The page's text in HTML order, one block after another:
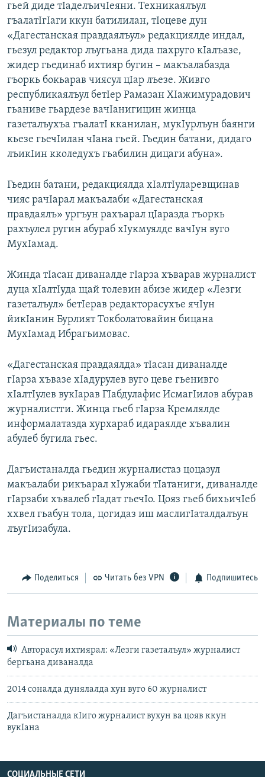
гьей диде тIаделъичIеяни. Техникаялъул
гъалатIгIаги ккун батилилан, тIоцеве дун
«Дагестанская правдаялъул» редакциялде индал,
гьезул редактор лъугьана дида пахруго кIалъазе,
жидер гьединаб ихтияр бугин – макъалабазда
гъоркь бокьарав чиясул цIар лъезе. Живго
республикаялъул бетIер Рамазан ХIажимурадович
гьаниве гьардезе вачIанигицин жинца
газеталъухъа гъалатI кканилан, мукIурлъун баянги
кьезе гьечIилан чIана гьей. Гьедин батани, дидаго
лъикIин кколедухъ гьабилин дицаги абуна».
Гьедин батани, редакциялда хIалтIуларевщинав
чияс рачIарал макъалаби «Дагестанская
правдаялъ» ургъун рахъарал цIаразда гъоркь
рахъулел ругин абураб хIукмуялде вачIун вуго
МухIамад.
Жинда тIасан диваналде гIарза хъварав журналист
дуца хIалтIуда щай толевин абизе жидер «Лезги
газеталъул» бетIерав редакторасухъе ячIун
йикIанин Бурлият Токболатовайин бицана
МухIамад Ибрагьимовас.
«Дагестанская правдаялда» тIасан диваналде
гIарза хъвазе хIадурулев вуго цеве гьенивго
хIалтIулев вукIарав ГIабдулафис ИсмагIилов абурав
журналистги. Жинца гьеб гIарза Кремлялде
информалатазда хурхараб идараялде хъвалин
абулеб бугила гьес.
Дагъистаналда гьедин журналистаз цоцазул
макъалаби рикъарал хIужаби тIатаниги, диваналде
гIарзаби хъвалеб гIадат гьечIо. Цояз гьеб бихьичIеб
ххвел гьабун тола, цогидаз иш маслигIаталдалъун
лъугIизабула.
Поделиться Читать без VPN Подпишитесь
Материалы по теме
Авторасул ихтиярал: «Лезги газеталъул» журналист
бергьана диваналда
2014 соналда дунялалда хун вуго 60 журналист
Дагъистаналда кIиго журналист вухун ва цояв ккун
вукIана
СОЦИАЛЬНЫЕ СЕТИ